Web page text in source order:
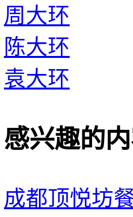
周大环
陈大环
袁大环
感兴趣的
成都顶悦坊